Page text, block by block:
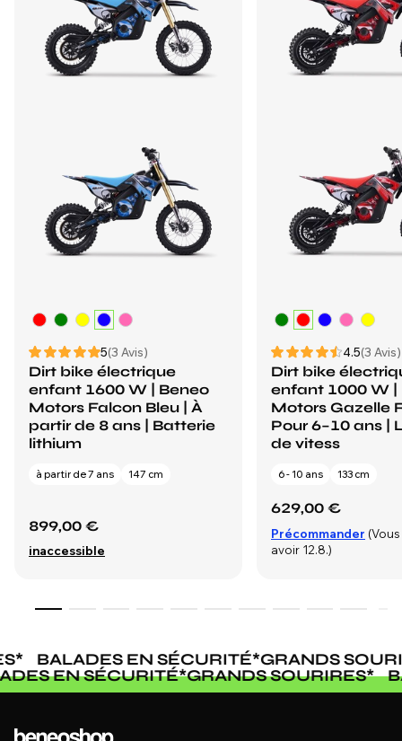
5(3 Avis)
Dirt bike électrique
enfant 1600 W | Beneo
Motors Falcon Bleu | À
partir de 8 ans | Batterie
lithium
à partir de 7 ans 147 cm
899,00 €
inaccessible
4.5(3 Avis)
Dirt bike
enfant 1000 W |
Motors Gazelle
Pour 6–10 ans |
de vitess
6 - 10 ans 133 cm
629,00 €
Précommander
avoir 12.8.)
BALADES EN SÉCURITÉ*GRANDS
EN SÉCURITÉ*GRANDS SOURIRES*